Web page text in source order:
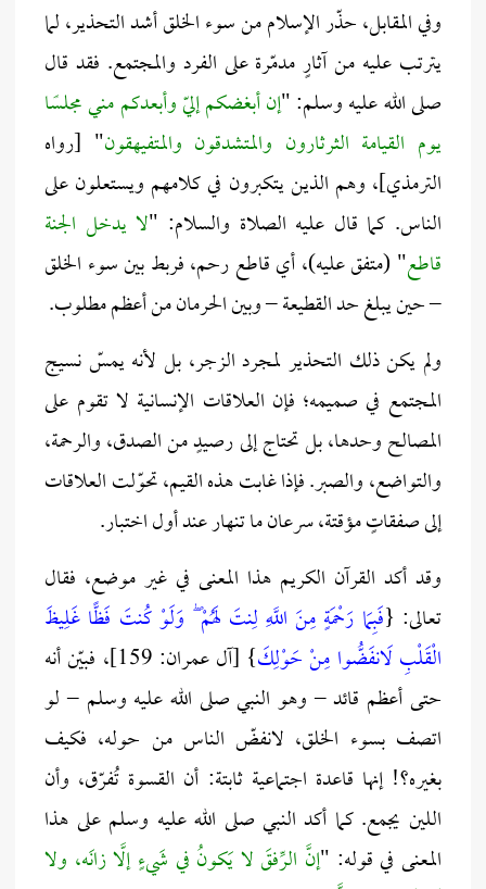
وفي المقابل، حذّر الإسلام من سوء الخلق أشد التحذير، لما
يترتب عليه من آثارٍ مدمّرة على الفرد والمجتمع. فقد قال
صلى الله عليه وسلم: "إن أبغضكم إليّ وأبعدكم مني مجلسًا
يوم القيامة الثرثارون والمتشدقون والمتفيهقون" [رواه
الترمذي]، وهم الذين يتكبرون في كلامهم ويستعلون على
الناس. كما قال عليه الصلاة والسلام: "لا يدخل الجنة
قاطع" (متفق عليه)، أي قاطع رحم، فربط بين سوء الخلق
– حين يبلغ حد القطيعة – وبين الحرمان من أعظم مطلوب.
ولم يكن ذلك التحذير لمجرد الزجر، بل لأنه يمسّ نسيج
المجتمع في صميمه؛ فإن العلاقات الإنسانية لا تقوم على
المصالح وحدها، بل تحتاج إلى رصيدٍ من الصدق، والرحمة،
والتواضع، والصبر. فإذا غابت هذه القيم، تحوّلت العلاقات
إلى صفقاتٍ مؤقتة، سرعان ما تنهار عند أول اختبار.
وقد أكد القرآن الكريم هذا المعنى في غير موضع، فقال
تعالى: {فَبِمَا رَحْمَةٍ مِنَ اللَّهِ لِنتَ لَهُمْ ۖ وَلَوْ كُنتَ فَظًّا غَلِيظَ
الْقَلْبِ لَانفَضُّوا مِنْ حَوْلِكَ
} [آل عمران: 159]، فبيّن أنه
حتى أعظم قائد – وهو النبي صلى الله عليه وسلم – لو
اتصف بسوء الخلق، لانفضّ الناس من حوله، فكيف
بغيره؟! إنها قاعدة اجتماعية ثابتة: أن القسوة تُفرّق، وأن
اللين يجمع. كما أكد النبي صلى الله عليه وسلم على هذا
المعنى في قوله: "إنَّ الرِّفقَ لا يَكونُ في شَيءٍ إلَّا زانَه، ولا